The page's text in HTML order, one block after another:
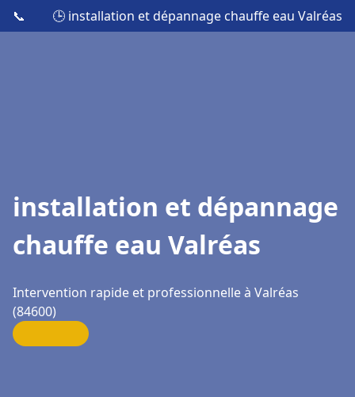
📞 🕒 installation et dépannage chauffe eau Valréas
installation et dépannage
chauffe eau Valréas
Intervention rapide et professionnelle à Valréas
(84600)